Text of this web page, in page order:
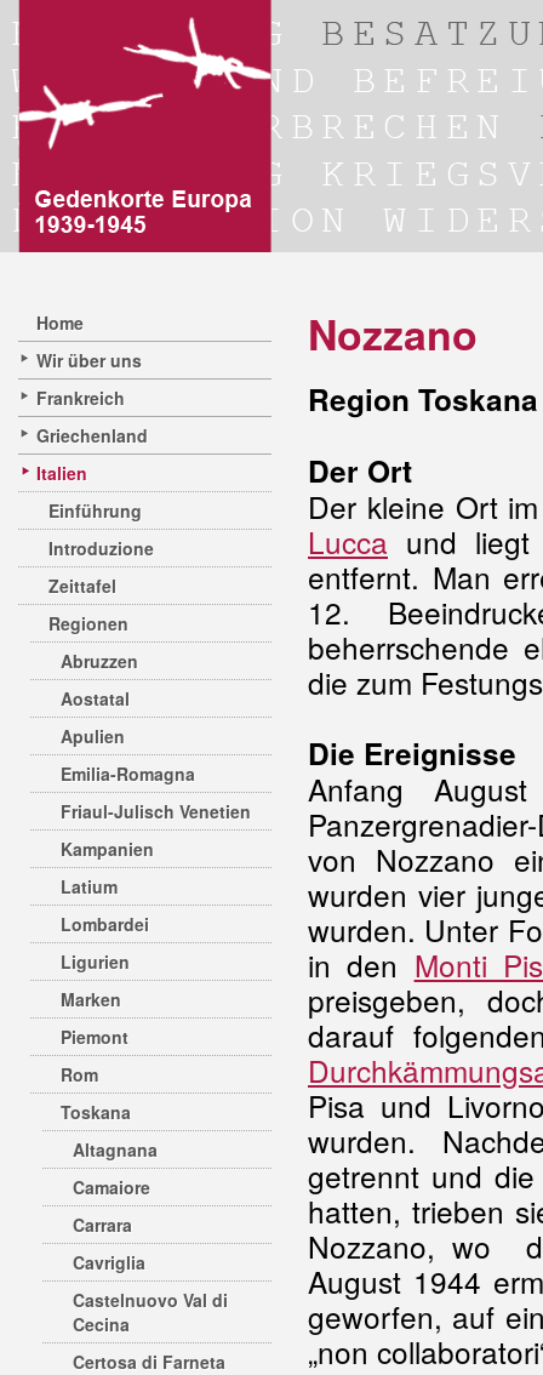
Home
Wir über uns
Frankreich
Griechenland
Italien
Einführung
Introduzione
Zeittafel
Regionen
Abruzzen
Aostatal
Apulien
Emilia-Romagna
Friaul-Julisch Venetien
Kampanien
Latium
Lombardei
Ligurien
Marken
Piemont
Rom
Toskana
Altagnana
Camaiore
Carrara
Cavriglia
Castelnuovo Val di
Cecina
Certosa di Farneta
Nozzano
Region
Der Ort
Der kleine Ort
Lucca und
entfernt. Man
12.
beherrschende
die zum
Die Ereignisse
Anfang
von Nozzano
wurden vier
wurden. Unter
in den Monti
preisgeben,
darauf
Pisa und
wurden.
getrennt und
hatten, trieben
Nozzano, wo
August 1944
geworfen, auf
„non